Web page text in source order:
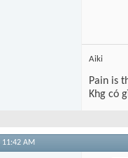
Aiki
Pain is
Khg có
11:42 AM